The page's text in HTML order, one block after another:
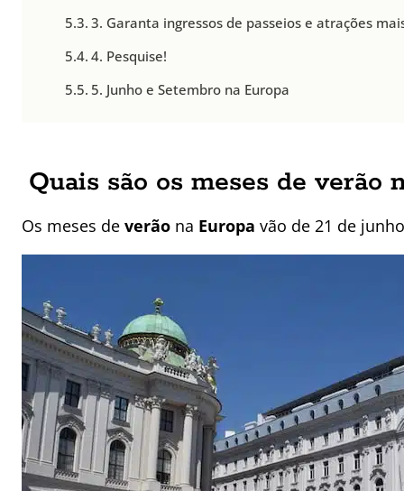
3. Garanta ingressos de passeios e atrações
4. Pesquise!
5. Junho e Setembro na Europa
Quais são os meses de verão
Os meses de verão na Europa vão de 21 de